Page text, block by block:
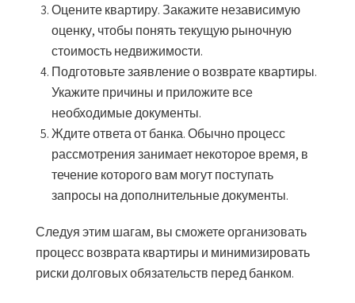
Оцените квартиру.Закажите независимую
оценку, чтобы понять текущую рыночную
стоимость недвижимости.
Подготовьте заявление о возврате квартиры.
Укажите причины и приложите все
необходимые документы.
Ждите ответа от банка.Обычно процесс
рассмотрения занимает некоторое время, в
течение которого вам могут поступать
запросы на дополнительные документы.
Следуя этим шагам, вы сможете организовать
процесс возврата квартиры и минимизировать
риски долговых обязательств перед банком.